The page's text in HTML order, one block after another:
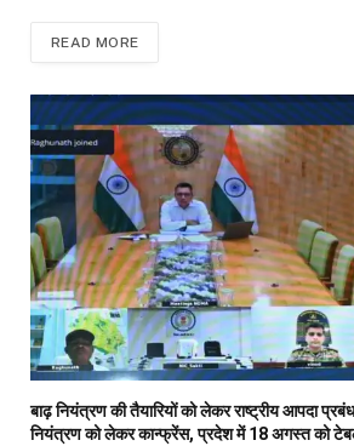
READ MORE
बाढ़ नियंत्रण की तैयारियों को लेकर राष्ट्रीय आपदा
नियंत्रण को लेकर कान्फ्रेंस, प्रदेश में 18 अगस्त को